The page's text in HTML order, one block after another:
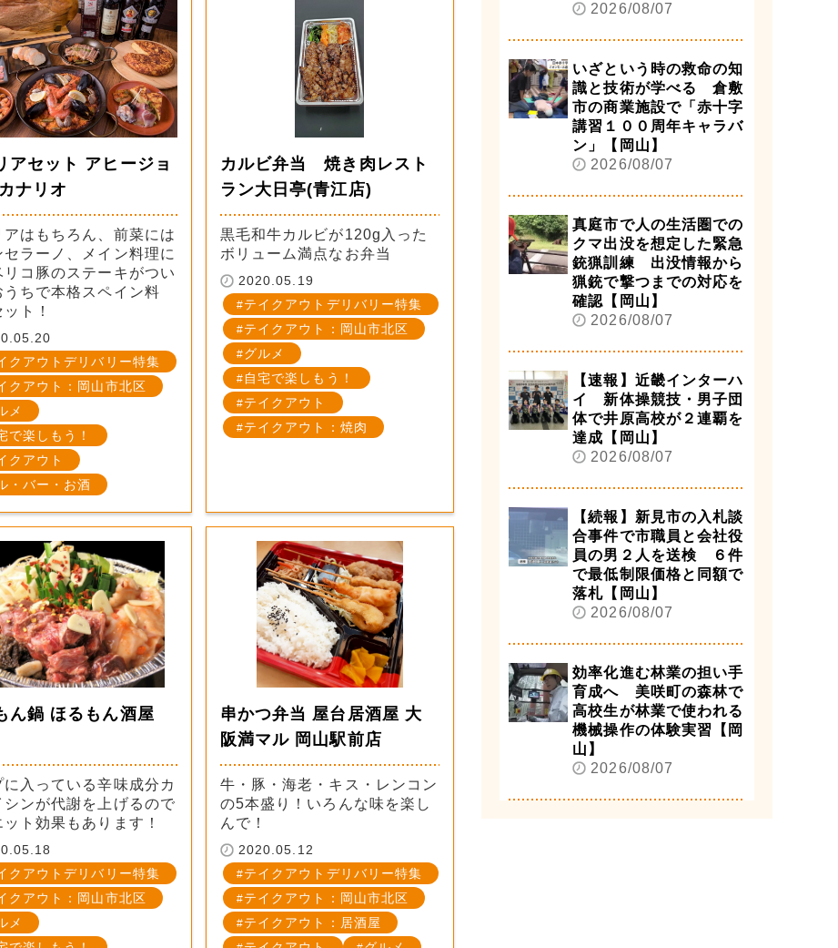
アセット アヒージョ
ナリオ
アはもちろん、前菜には
セラーノ、メイン料理に
リコ豚のステーキがつい
うちで本格スペイン料
ト！
クアウトデリバリー特集
クアウト：岡山市北区
メ
で楽しもう！
クアウト
・バー・お酒
カルビ弁当 焼き肉レスト
ラン大日亭(青江店)
黒毛和牛カルビが120g入った
ボリューム満点なお弁当
2020.05.19
テイクアウトデリバリー特集
テイクアウト：岡山市北区
グルメ
自宅で楽しもう！
テイクアウト
テイクアウト：焼肉
ん鍋 ほるもん酒屋
に入っている辛味成分カ
シンが代謝を上げるので
ット効果もあります！
クアウトデリバリー特集
クアウト：岡山市北区
メ
串かつ弁当 屋台居酒屋 大
阪満マル 岡山駅前店
牛・豚・海老・キス・レンコン
の5本盛り！いろんな味を楽し
んで！
2020.05.12
テイクアウトデリバリー特集
テイクアウト：岡山市北区
テイクアウト：居酒屋
2026/08/07
いざという時の救命の知
識と技術が学べる 倉敷
市の商業施設で「赤十字
講習１００周年キャラバ
ン」【岡山】
2026/08/07
真庭市で人の生活圏での
クマ出没を想定した緊急
銃猟訓練 出没情報から
猟銃で撃つまでの対応を
確認【岡山】
2026/08/07
【速報】近畿インターハ
イ 新体操競技・男子団
体で井原高校が２連覇を
達成【岡山】
2026/08/07
【続報】新見市の入札談
合事件で市職員と会社役
員の男２人を送検 ６件
で最低制限価格と同額で
落札【岡山】
2026/08/07
効率化進む林業の担い手
育成へ 美咲町の森林で
高校生が林業で使われる
機械操作の体験実習【岡
山】
2026/08/07